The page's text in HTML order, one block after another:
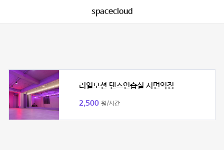
spacecloud
리얼모션 댄스연습실 서면역점
2,500 원/시간